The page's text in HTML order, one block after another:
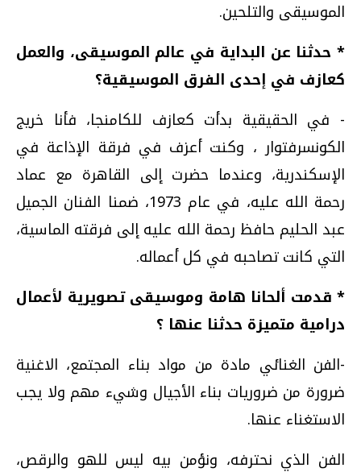
الموسيقى والتلحين.
* حدثنا عن البداية في عالم الموسيقى، والعمل
كعازف في إحدى الفرق الموسيقية؟
- في الحقيقية بدأت كعازف للكامنجا، فأنا خريج
الكونسرفتوار ، وكنت أعزف في فرقة الإذاعة في
الإسكندرية، وعندما حضرت إلى القاهرة مع عماد
رحمة الله عليه، في عام 1973، ضمنا الفنان الجميل
عبد الحليم حافظ رحمة الله عليه إلى فرقته الماسية،
التي كانت تصاحبه في كل أعماله.
* قدمت ألحانا هامة وموسيقى تصويرية لأعمال
درامية متميزة حدثنا عنها ؟
-الفن الغنائي مادة من مواد بناء المجتمع، الاغنية
ضرورة من ضروريات بناء الأجيال وشيء مهم ولا يجب
الاستغناء عنها.
الفن الذي نحترفه، ونؤمن بيه ليس للهو والرقص،